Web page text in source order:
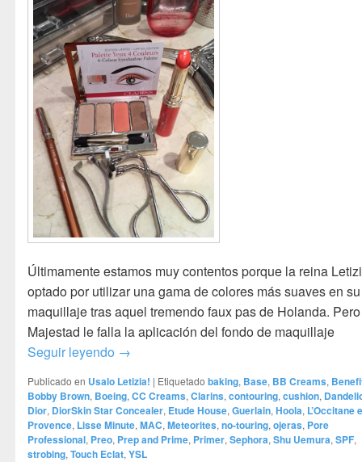
Últimamente estamos muy contentos porque la reina
optado por utilizar una gama de colores más suaves en su
maquillaje tras aquel tremendo faux pas de Holanda.
Majestad le falla la aplicación del fondo de maquillaje
Seguir leyendo Materiales fantásticos y cómo aplicarlos
→
Publicado en Usalo Letizia! | Etiquetado baking, Base, BB Creams,
Bobby Brown, Boeing,CC Creams,Clarins,contouring,cushion,
Dior, DiorSkin Star Concealer, Etude House,Guerlain,Hoola, L’Occitane
Provence, Lisse Minute,MAC,Meteorites,no-touring,ojeras, Pore
Professional, Preo, Prep and Prime, Primer,Sephora,Shu Uemura,SPF,
strobing,Touch Eclat,YSL